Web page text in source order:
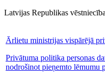
Latvijas Republikas
Ārlietu ministrijas vispārējā
Privātuma politika personas
nodrošinot pieņemto lēmumu